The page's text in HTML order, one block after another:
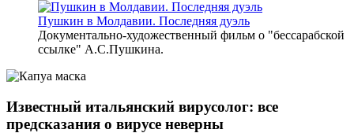
Пушкин в Молдавии. Последняя дуэль
Документально-художественный фильм о "бессарабской
ссылке" А.С.Пушкина.
Известный итальянский вирусолог: все
предсказания о вирусе неверны